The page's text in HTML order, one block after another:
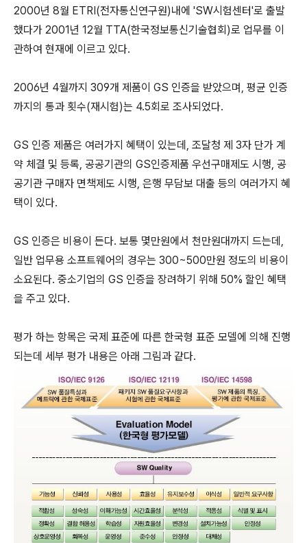
2000년 8월 ETRI(전자통신연구원)내에 'SW시험센터'로 출발
했다가 2001년 12월 TTA(한국정보통신기술협회)로 업무를 이
관하여 현재에 이르고 있다.
2006년 4월까지 309개 제품이 GS 인증을 받았으며, 평균 인증
까지의 통과 횟수(재시험)는 4.5회로 조사되었다.
GS 인증 제품은 여러가지 혜택이 있는데, 조달청 제 3자 단가 계
약 체결 및 등록, 공공기관의 GS인증제품 우선구매제도 시행, 공
공기관 구매자 면책제도 시행, 은행 무담보 대출 등의 여러가지 혜
택이 있다.
GS 인증은 비용이 든다. 보통 몇만원에서 천만원대까지 드는데,
일반 업무용 소프트웨어의 경우는 300~500만원 정도의 비용이
소요된다. 중소기업의 GS 인증을 장려하기 위해 50% 할인 혜택
을 주고 있다.
평가 하는 항목은 국제 표준에 따른 한국형 표준 모델에 의해 진행
되는데 세부 평가 내용은 아래 그림과 같다.